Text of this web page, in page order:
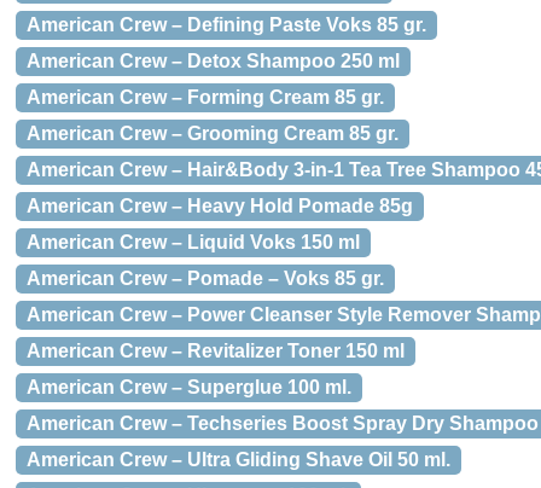
American Crew – Defining Paste Voks 85 gr.
American Crew – Detox Shampoo 250 ml
American Crew – Forming Cream 85 gr.
American Crew – Grooming Cream 85 gr.
American Crew – Hair&Body 3-in-1 Tea Tree Shampoo
American Crew – Heavy Hold Pomade 85g
American Crew – Liquid Voks 150 ml
American Crew – Pomade – Voks 85 gr.
American Crew – Power Cleanser Style Remover
American Crew – Revitalizer Toner 150 ml
American Crew – Superglue 100 ml.
American Crew – Techseries Boost Spray Dry Shampoo
American Crew – Ultra Gliding Shave Oil 50 ml.